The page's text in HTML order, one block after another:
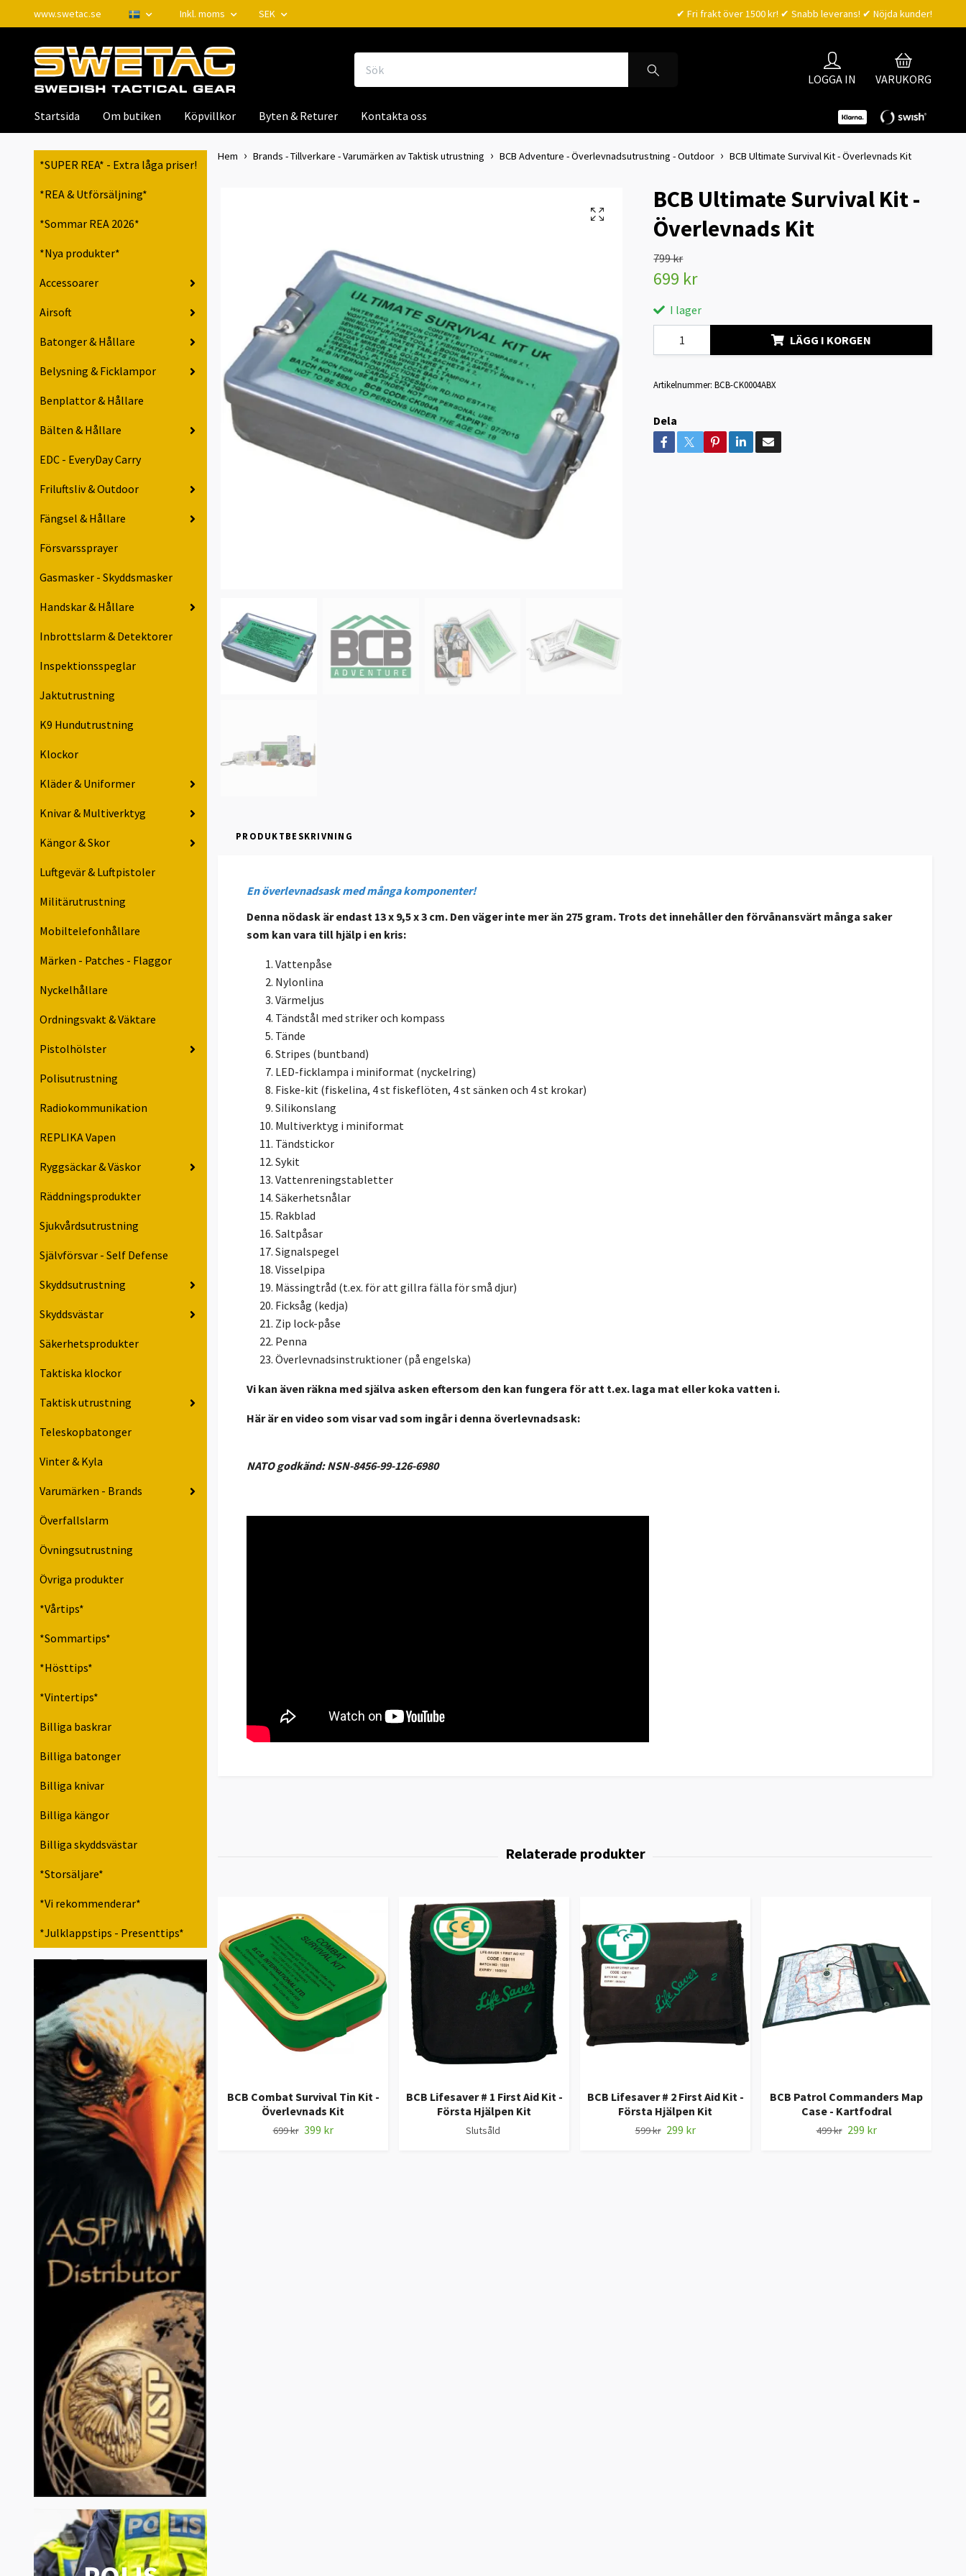
www.swetac.se Inkl. moms SEK ✔ Fri frakt över 1500 kr! ✔ Snabb leverans! ✔ Nöjda kunder!
LOGGA IN VARUKORG
Startsida Om butiken Köpvillkor Byten & Returer Kontakta oss
*SUPER REA* - Extra låga priser!
*REA & Utförsäljning*
*Sommar REA 2026*
*Nya produkter*
Accessoarer
Airsoft
Batonger & Hållare
Belysning & Ficklampor
Benplattor & Hållare
Bälten & Hållare
EDC - EveryDay Carry
Friluftsliv & Outdoor
Fängsel & Hållare
Försvarssprayer
Gasmasker - Skyddsmasker
Handskar & Hållare
Inbrottslarm & Detektorer
Inspektionsspeglar
Jaktutrustning
K9 Hundutrustning
Klockor
Kläder & Uniformer
Knivar & Multiverktyg
Kängor & Skor
Luftgevär & Luftpistoler
Militärutrustning
Mobiltelefonhållare
Märken - Patches - Flaggor
Nyckelhållare
Ordningsvakt & Väktare
Pistolhölster
Polisutrustning
Radiokommunikation
REPLIKA Vapen
Ryggsäckar & Väskor
Räddningsprodukter
Sjukvårdsutrustning
Självförsvar - Self Defense
Skyddsutrustning
Skyddsvästar
Säkerhetsprodukter
Taktiska klockor
Taktisk utrustning
Teleskopbatonger
Vinter & Kyla
Varumärken - Brands
Överfallslarm
Övningsutrustning
Övriga produkter
*Vårtips*
*Sommartips*
*Hösttips*
*Vintertips*
Billiga baskrar
Billiga batonger
Billiga knivar
Billiga kängor
Billiga skyddsvästar
*Storsäljare*
*Vi rekommenderar*
*Julklappstips - Presenttips*
Hem Brands - Tillverkare - Varumärken av Taktisk utrustning BCB Adventure - Överlevnadsutrustning - Outdoor BCB Ultimate Survival Kit - Överlevnads Kit
BCB Ultimate Survival Kit -
Överlevnads Kit
799 kr
699 kr
I lager
LÄGG I KORGEN
Artikelnummer: BCB-CK0004ABX
Dela
PRODUKTBESKRIVNING
En överlevnadsask med många komponenter!
Denna nödask är endast 13 x 9,5 x 3 cm. Den väger inte mer än 275 gram. Trots det innehåller den förvånansvärt många saker
som kan vara till hjälp i en kris:
Vattenpåse
Nylonlina
Värmeljus
Tändstål med striker och kompass
Tände
Stripes (buntband)
LED-ficklampa i miniformat (nyckelring)
Fiske-kit (fiskelina, 4 st fiskeflöten, 4 st sänken och 4 st krokar)
Silikonslang
Multiverktyg i miniformat
Tändstickor
Sykit
Vattenreningstabletter
Säkerhetsnålar
Rakblad
Saltpåsar
Signalspegel
Visselpipa
Mässingtråd (t.ex. för att gillra fälla för små djur)
Ficksåg (kedja)
Zip lock-påse
Penna
Överlevnadsinstruktioner (på engelska)
Vi kan även räkna med själva asken eftersom den kan fungera för att t.ex. laga mat eller koka vatten i.
Här är en video som visar vad som ingår i denna överlevnadsask:
NATO godkänd: NSN-8456-99-126-6980
BCB Combat Survival Tin Kit -
Överlevnads Kit
699 kr 399 kr
BCB Lifesaver # 1 First Aid Kit -
Första Hjälpen Kit
Slutsåld
BCB Lifesaver # 2 First Aid Kit -
Första Hjälpen Kit
599 kr 299 kr
BCB Patrol Commanders Map
Case - Kartfodral
499 kr 299 kr